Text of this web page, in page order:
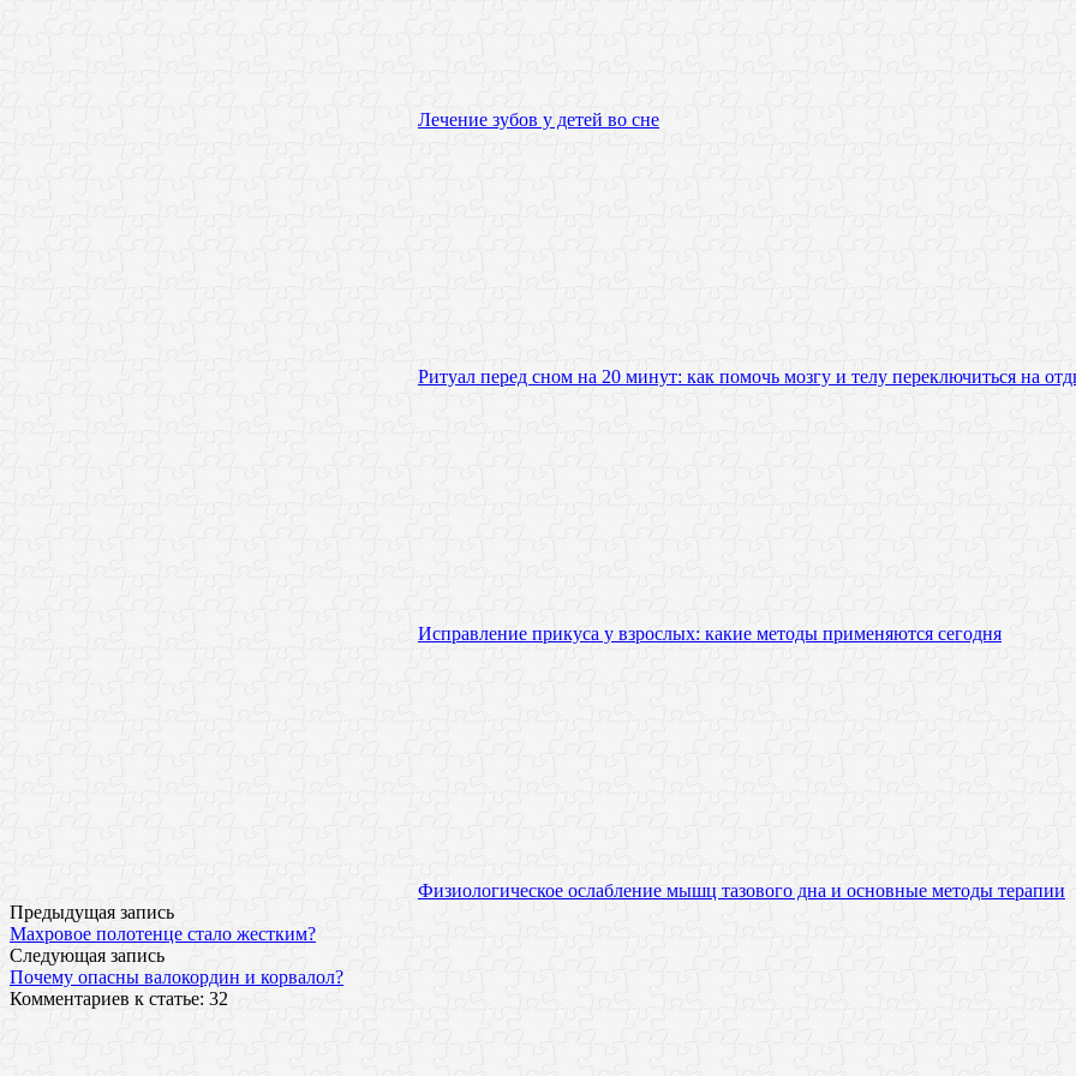
Лечение зубов у детей во сне
Ритуал перед сном на 20 минут: как помочь мозгу и телу переключиться на
Исправление прикуса у взрослых: какие методы применяются сегодня
Физиологическое ослабление мышц тазового дна и основные методы терапии
Предыдущая запись
Махровое полотенце стало жестким?
Следующая запись
Почему опасны валокордин и корвалол?
Комментариев к статье: 32